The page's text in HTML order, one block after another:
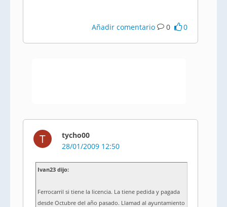
Añadir comentario 0 0
T
tycho00
28/01/2009 12:50
Ivan23 dijo:
Ferrocarril si tiene la licencia. La tiene pedida y pagada
desde Octubre del año pasado. Llamad al ayuntamiento